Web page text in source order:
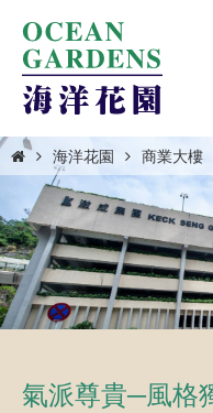
海洋花園 商業大樓
氣派尊貴─風格